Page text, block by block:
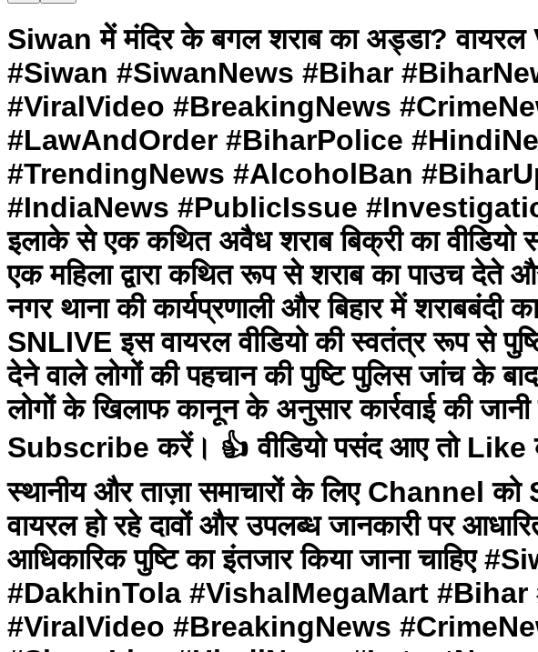
Siwan में मंदिर के बगल शराब का अड्डा?
#Siwan #SiwanNews #Bihar
#ViralVideo #BreakingNews
#LawAndOrder #BiharPolice
#TrendingNews #AlcoholBan
#IndiaNews #PublicIssue #Investigation
इलाके से एक कथित अवैध शराब बिक्री का वीडियो
एक महिला द्वारा कथित रूप से शराब का पाउच देते
नगर थाना की कार्यप्रणाली और बिहार में
SNLIVE इस वायरल वीडियो की स्वतंत्र रूप से
देने वाले लोगों की पहचान की पुष्टि पुलिस जांच के
लोगों के खिलाफ कानून के अनुसार कार्रवाई की
Subscribe करें। 👍 वीडियो पसंद आए तो
स्थानीय और ताज़ा समाचारों के लिए Channel
वायरल हो रहे दावों और उपलब्ध जानकारी पर
आधिकारिक पुष्टि का इंतजार किया जाना
#DakhinTola #VishalMegaMart
#ViralVideo #BreakingNews